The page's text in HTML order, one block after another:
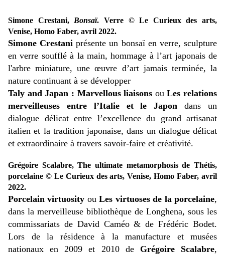
Simone Crestani, Bonsaï. Verre © Le Curieux des arts,
Venise, Homo Faber, avril 2022.
Simone Crestani présente un bonsaï en verre, sculpture
en verre soufflé à la main, hommage à l’art japonais de
l'arbre miniature, une œuvre d’art jamais terminée, la
nature continuant à se développer
Taly and Japan : Marvellous liaisons ouLes relations
merveilleuses entre l’Italie et le Japon dans un
dialogue délicat entre l’excellence du grand artisanat
italien et la tradition japonaise, dans un dialogue délicat
et extraordinaire à travers savoir-faire et créativité.
Grégoire Scalabre, The ultimate metamorphosis de Thétis,
porcelaine © Le Curieux des arts, Venise, Homo Faber, avril
2022.
Porcelain virtuosity ouLes virtuoses de la porcelaine,
dans la merveilleuse bibliothèque de Longhena, sous les
commissariats de David Caméo & de Frédéric Bodet.
Lors de la résidence à la manufacture et musées
nationaux en 2009 et 2010 de Grégoire Scalabre,